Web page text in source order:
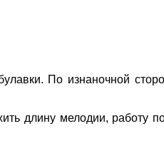
По изнаночной
длину мелодии, работу